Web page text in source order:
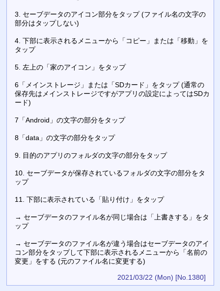
3. セーブデータのアイコン部分をタップ (ファイル名の文字の
部分はタップしない)
4. 下部に表示されるメニューから「コピー」または「移動」を
タップ
5. 左上の「家のアイコン」をタップ
6「メインストレージ」または「SDカード」をタップ (通常の
保存先はメインストレージですがアプリの設定によってはSDカ
ード)
7「Android」の文字の部分をタップ
8「data」の文字の部分をタップ
9. 目的のアプリのフォルダの文字の部分をタップ
10. セーブデータが保存されているフォルダの文字の部分をタ
ップ
11. 下部に表示されている「貼り付け」をタップ
→ セーブデータのファイル名が同じ場合は「上書きする」をタ
ップ
→ セーブデータのファイル名が違う場合はセーブデータのアイ
コン部分をタップして下部に表示されるメニューから「名前の
変更」をする (元のファイル名に変更する)
2021/03/22 (Mon) [No.1380]